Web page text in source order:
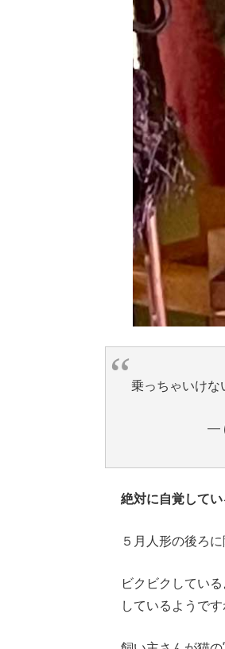
乗っちゃいけな
—
絶対に自覚して
５月人形の後ろ
ビクビクしてい
しているようです